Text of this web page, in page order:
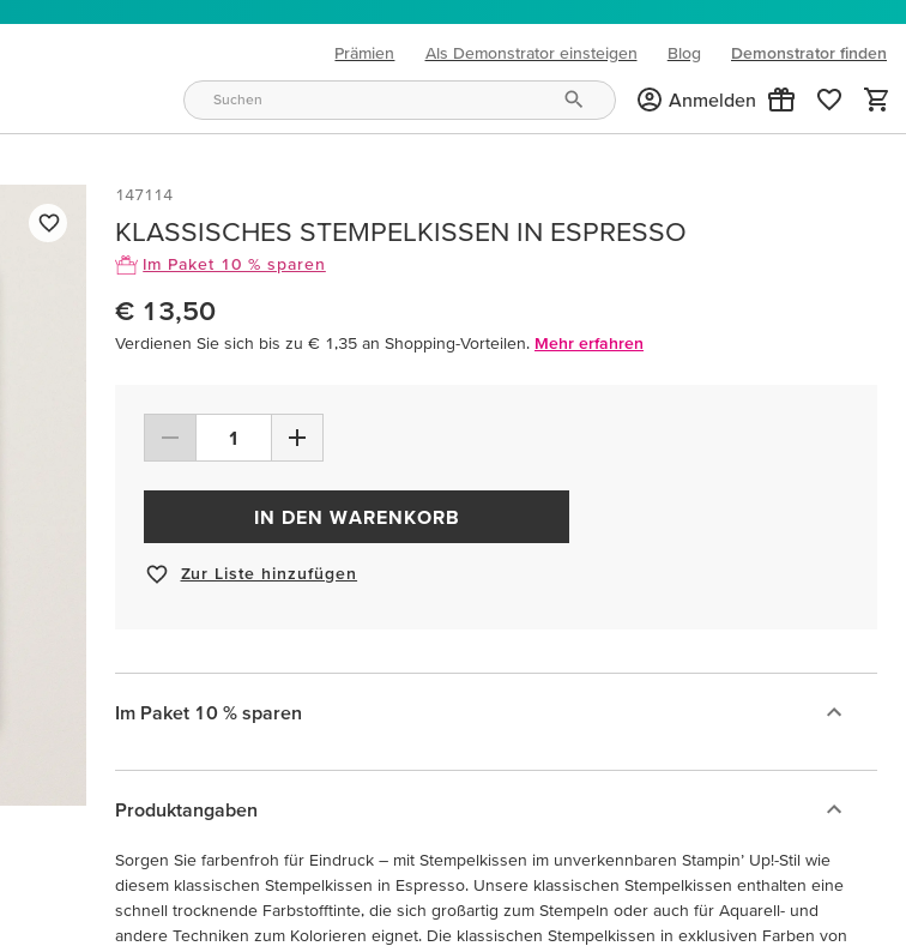
Prämien Als Demonstrator einsteigen Blog
(opens in new tab)
Demonstrator finden
Anmelden
147114
KLASSISCHES STEMPELKISSEN IN ESPRESSO
Im Paket 10 % sparen
€ 13,50
Verdienen Sie sich bis zu € 1,35 an Shopping-Vorteilen. Mehr erfahren
IN DEN WARENKORB
Zur Liste hinzufügen
Im Paket 10 % sparen
Produktangaben
Sorgen Sie farbenfroh für Eindruck – mit Stempelkissen im unverkennbaren Stampin’ Up!-Stil wie
diesem klassischen Stempelkissen in Espresso. Unsere klassischen Stempelkissen enthalten eine
schnell trocknende Farbstofftinte, die sich großartig zum Stempeln oder auch für Aquarell- und
andere Techniken zum Kolorieren eignet. Die klassischen Stempelkissen in exklusiven Farben von